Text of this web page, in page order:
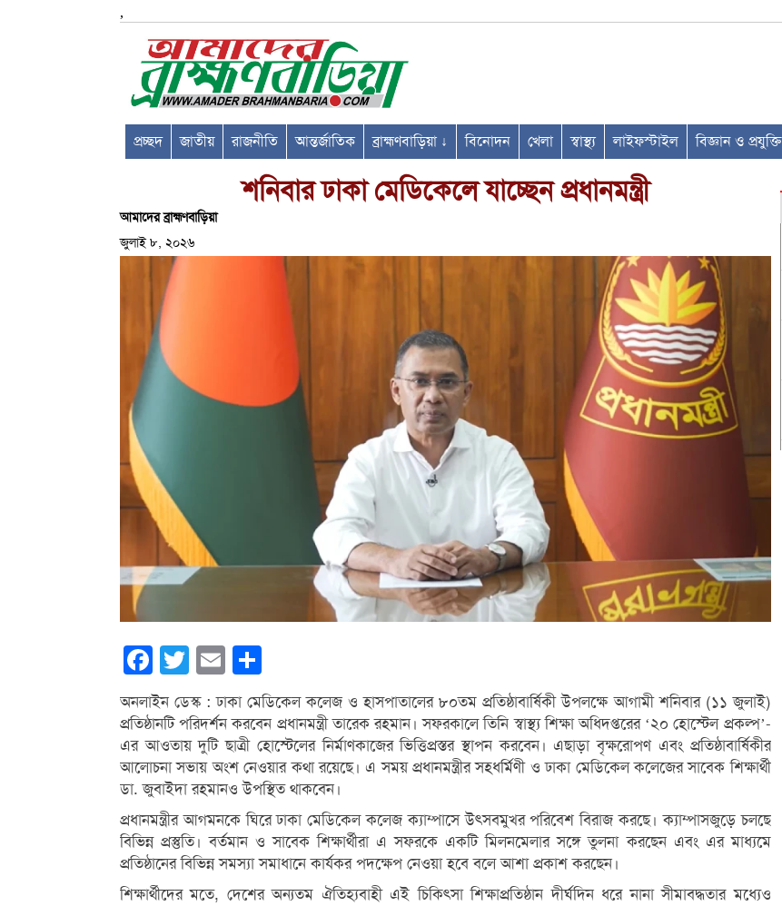
,
প্রচ্ছদ জাতীয় রাজনীতি আন্তর্জাতিক ব্রাহ্মণবাড়িয়া ↓ বিনোদন খেলা স্বাস্থ্য লাইফস্টাইল বিজ্ঞান ও প্রযুক্তি
শনিবার ঢাকা মেডিকেলে যাচ্ছেন প্রধানমন্ত্রী
আমাদের ব্রাহ্মণবাড়িয়া
জুলাই ৮, ২০২৬
Facebook
Twitter Email
অনলাইন ডেস্ক : ঢাকা মেডিকেল কলেজ ও হাসপাতালের ৮০তম প্রতিষ্ঠাবার্ষিকী উপলক্ষে আগামী শনিবার (১১ জুলাই)
প্রতিষ্ঠানটি পরিদর্শন করবেন প্রধানমন্ত্রী তারেক রহমান। সফরকালে তিনি স্বাস্থ্য শিক্ষা অধিদপ্তরের ‘২০ হোস্টেল প্রকল্প’-
এর আওতায় দুটি ছাত্রী হোস্টেলের নির্মাণকাজের ভিত্তিপ্রস্তর স্থাপন করবেন। এছাড়া বৃক্ষরোপণ এবং প্রতিষ্ঠাবার্ষিকীর
আলোচনা সভায় অংশ নেওয়ার কথা রয়েছে। এ সময় প্রধানমন্ত্রীর সহধর্মিণী ও ঢাকা মেডিকেল কলেজের সাবেক শিক্ষার্থী
ডা. জুবাইদা রহমানও উপস্থিত থাকবেন।
প্রধানমন্ত্রীর আগমনকে ঘিরে ঢাকা মেডিকেল কলেজ ক্যাম্পাসে উৎসবমুখর পরিবেশ বিরাজ করছে। ক্যাম্পাসজুড়ে চলছে
বিভিন্ন প্রস্তুতি। বর্তমান ও সাবেক শিক্ষার্থীরা এ সফরকে একটি মিলনমেলার সঙ্গে তুলনা করছেন এবং এর মাধ্যমে
প্রতিষ্ঠানের বিভিন্ন সমস্যা সমাধানে কার্যকর পদক্ষেপ নেওয়া হবে বলে আশা প্রকাশ করছেন।
শিক্ষার্থীদের মতে, দেশের অন্যতম ঐতিহ্যবাহী এই চিকিৎসা শিক্ষাপ্রতিষ্ঠান দীর্ঘদিন ধরে নানা সীমাবদ্ধতার মধ্যেও